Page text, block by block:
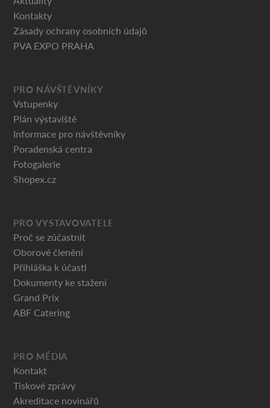
Kontakty
Zásady ochrany osobních údajů
PVA EXPO PRAHA
PRO NÁVŠTĚVNÍKY
Vstupenky
Plán výstaviště
Informace pro návštěvníky
Poradenská centra
Fotogalerie
Shopex.cz
PRO VYSTAVOVATELE
Proč se zúčastnit
Oborové členění
Přihláška k účasti
Dokumenty ke stažení
Grand Prix
ABF Catering
PRO MÉDIA
Kontakt
Tiskové zprávy
Akreditace novinářů